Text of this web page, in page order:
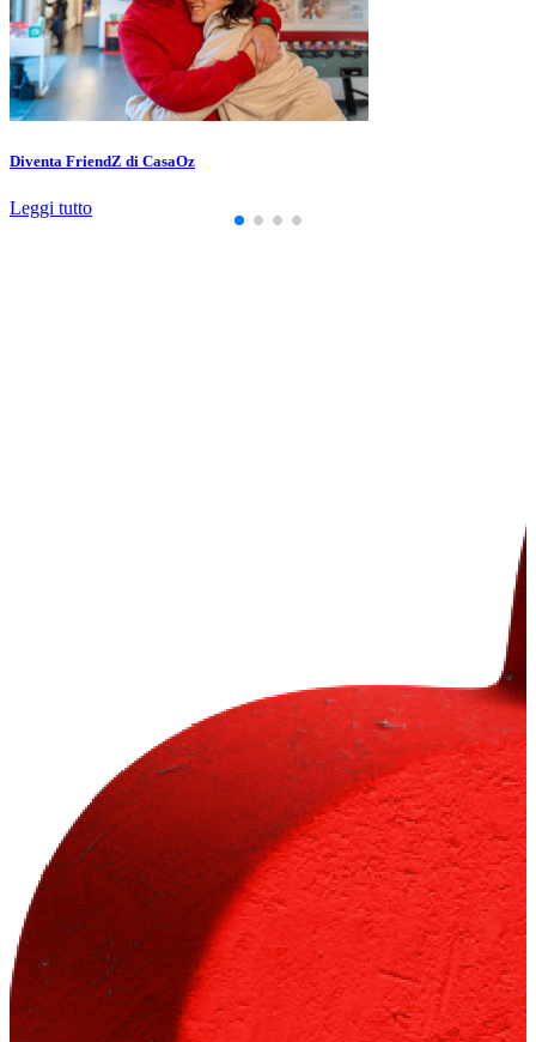
Diventa FriendZ di CasaOz
Leggi tutto